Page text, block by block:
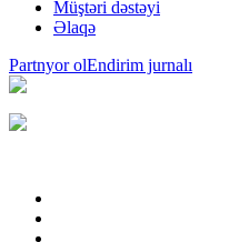
Müştəri dəstəyi
Əlaqə
Partnyor olEndirim jurnalı